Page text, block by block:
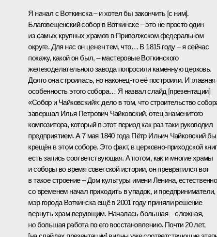
Я начал с Воткинска – и хотел бы закончить [с ним].
Благовещенский собор в Воткинске – это не просто один
из самых крупных храмов в Приволжском федеральном
округе. Для нас он ценен тем, что… В 1815 году – я сейчас
покажу, какой он был, – мастеровые Воткинского
железоделательного завода попросили каменную церковь.
Долго она строилась, но наконец-то её построили. И главная
особенность этого собора… Я назвал слайд [презентации]
«Собор и Чайковский»: дело в том, что строительство
завершал Илья Петрович Чайковский, отец знаменитого
композитора, который в этот период как раз таки руководил
предприятием. А 7 мая 1840 года Пётр Ильич Чайковский
крещён в этом соборе. Это факт, в церковно-приходской
есть запись соответствующая. А потом, как и многие храмы
и соборы во время советской истории, он превратился вот
в такое строение – Дом культуры имени Ленина,
со временем начал приходить в упадок, и предприниматели,
мэр города Воткинска ещё в 2001 году приняли решение
вернуть храм верующим. Началась большая – сложная,
но большая работа по его восстановлению. Почти 20 лет,